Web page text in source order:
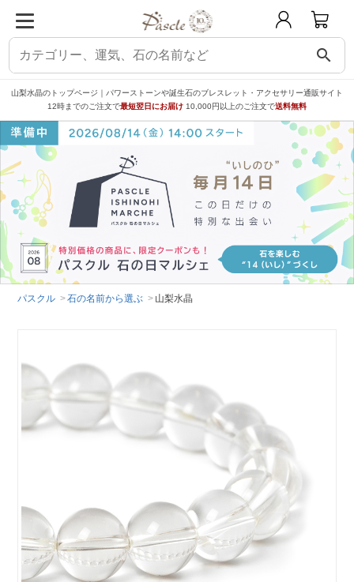
search
山梨水晶のトップページ｜パワーストーンや誕生石のブレスレット・アクセサリー通販サイト
12時までのご注文で最短翌日にお届け 10,000円以上のご注文で送料無料
パスクル 石の名前から選ぶ 山梨水晶